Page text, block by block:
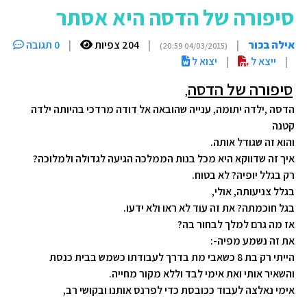
סיפורה של הדסה היא אסתר
אילה בכור |
(04/03/2015 20:59)
| 204 צפיות |
0 תגובה
|
ייצא ל | יצוא ל
סיפורה של הדסה,
הדסה ,ילדה יתומה, ענייה שהובאה אל דודה מרדכיבהיותה ילדה
קטנה
והוא זה שגודל אותה.
איךזה שדווקא היאמכל בנות הממלכה הגיעה לגדולה ולמלוכה?
רק בגלל יופיה? לא בטוח.
בגלל צניעותה, אולי,
בגל חוכמתה? את זה עוד לא ראו ולא ידעו.
אז מה גרם למלךלבחור בה?
את זה נשמע מפיה:-
הייתירק בת 8 כשאבי מת
בדרך לעבודתו כשמש בבית כנסת
והשאיר אותי ואת אימילבד וללא מקור מחייה.
אימי נאלצה לעבוד ככובסת כדי לפרנס אותנו ובקושי רב,